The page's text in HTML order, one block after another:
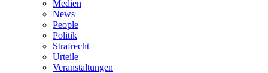
Medien
News
People
Politik
Strafrecht
Urteile
Veranstaltungen